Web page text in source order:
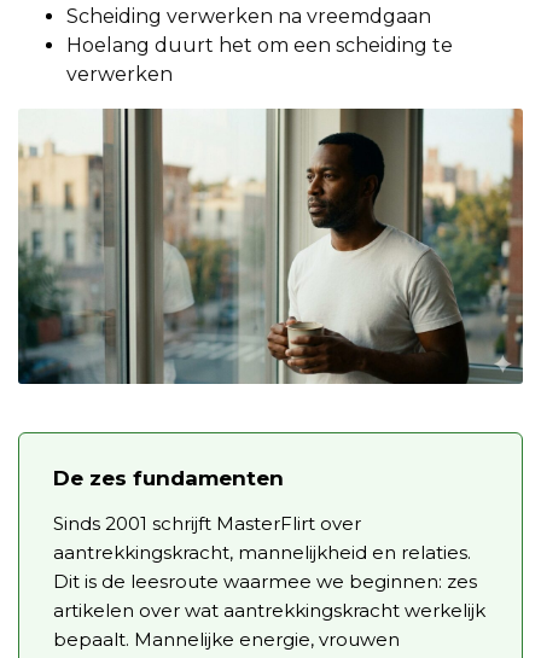
Scheiding verwerken na vreemdgaan
Hoelang duurt het om een scheiding te
verwerken
De zes fundamenten
Sinds 2001 schrijft MasterFlirt over
aantrekkingskracht, mannelijkheid en relaties.
Dit is de leesroute waarmee we beginnen: zes
artikelen over wat aantrekkingskracht werkelijk
bepaalt. Mannelijke energie, vrouwen